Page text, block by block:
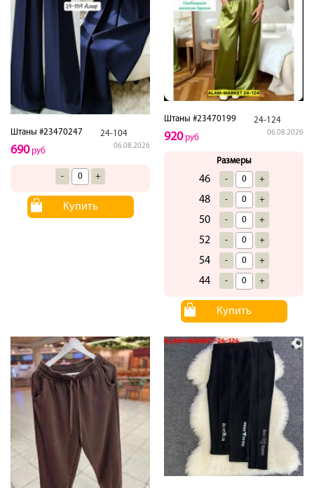
Штаны #23470247 24-104
06.08.2026
690руб
- +
Купить
Штаны #23470199 24-124
06.08.2026
920руб
Размеры
46 - +
48 - +
50 - +
52 - +
54 - +
44 - +
Купить